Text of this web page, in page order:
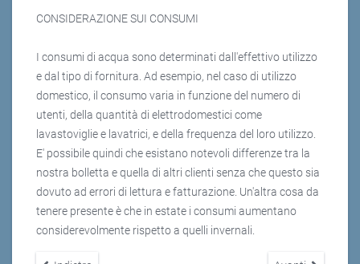
CONSIDERAZIONE SUI CONSUMI
I consumi di acqua sono determinati dall'effettivo utilizzo
e dal tipo di fornitura. Ad esempio, nel caso di utilizzo
domestico, il consumo varia in funzione del numero di
utenti, della quantità di elettrodomestici come
lavastoviglie e lavatrici, e della frequenza del loro utilizzo.
E' possibile quindi che esistano notevoli differenze tra la
nostra bolletta e quella di altri clienti senza che questo sia
dovuto ad errori di lettura e fatturazione. Un'altra cosa da
tenere presente è che in estate i consumi aumentano
considerevolmente rispetto a quelli invernali.